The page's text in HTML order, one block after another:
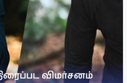
விமர்சனம்